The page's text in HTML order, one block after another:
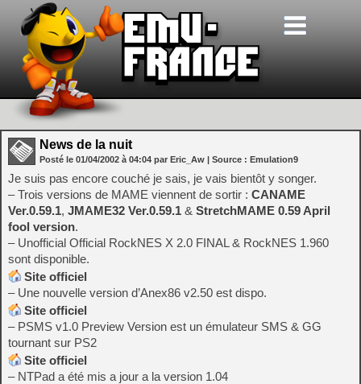
News de la nuit
Posté le 01/04/2002 à 04:04 par Eric_Aw | Source : Emulation9
Je suis pas encore couché je sais, je vais bientôt y songer.
– Trois versions de MAME viennent de sortir : CANAME
Ver.0.59.1, JMAME32 Ver.0.59.1 & StretchMAME 0.59 April
fool version.
– Unofficial Official RockNES X 2.0 FINAL & RockNES 1.960
sont disponible.
Site officiel
– Une nouvelle version d’Anex86 v2.50 est dispo.
Site officiel
– PSMS v1.0 Preview Version est un émulateur SMS & GG
tournant sur PS2
Site officiel
– NTPad a été mis a jour a la version 1.04